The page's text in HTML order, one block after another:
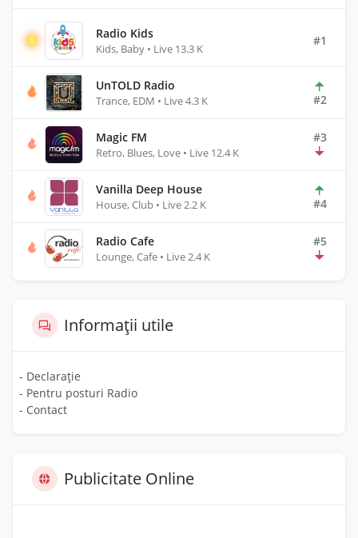
Radio Kids
Kids, Baby • Live 13.3 K
#1
UnTOLD Radio
Trance, EDM • Live 4.3 K #2
Magic FM
Retro, Blues, Love • Live 12.4 K
#3
Vanilla Deep House
House, Club • Live 2.2 K #4
Radio Cafe
Lounge, Cafe • Live 2.4 K
#5
Informații utile
- Declarație
- Pentru posturi Radio
- Contact
Publicitate Online